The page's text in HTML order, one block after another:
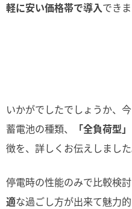
軽に安い価格帯で導入できま
いかがでしたでしょうか、
蓄電池の種類、
「全負荷型」
徴を、詳しくお伝えしました
停電時の性能のみで比較検討
適な過ごし方が出来て魅力